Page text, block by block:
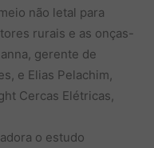
não letal para
rurais e as onças-
gerente de
e Elias Pelachim,
Cercas Elétricas,
o estudo